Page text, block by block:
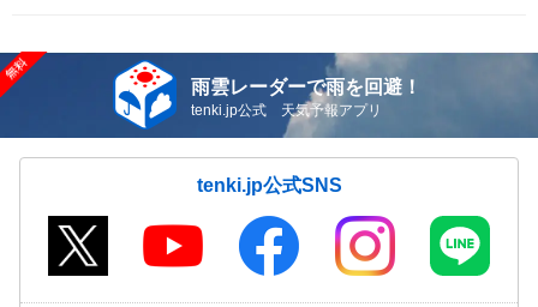
雨雲レーダーで雨を回避！
tenki.jp公式 天気予報アプリ
tenki.jp公式SNS